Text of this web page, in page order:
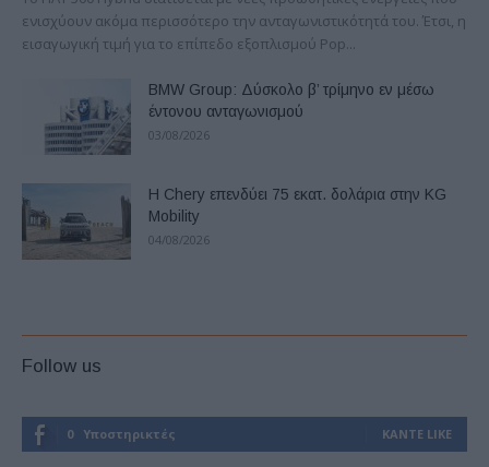
ενισχύουν ακόμα περισσότερο την ανταγωνιστικότητά του. Έτσι, η
εισαγωγική τιμή για το επίπεδο εξοπλισμού Pop...
BMW Group: Δύσκολο β’ τρίμηνο εν μέσω
έντονου ανταγωνισμού
03/08/2026
Η Chery επενδύει 75 εκατ. δολάρια στην KG
Mobility
04/08/2026
Follow us
0 Υποστηρικτές ΚΆΝΤΕ LIKE